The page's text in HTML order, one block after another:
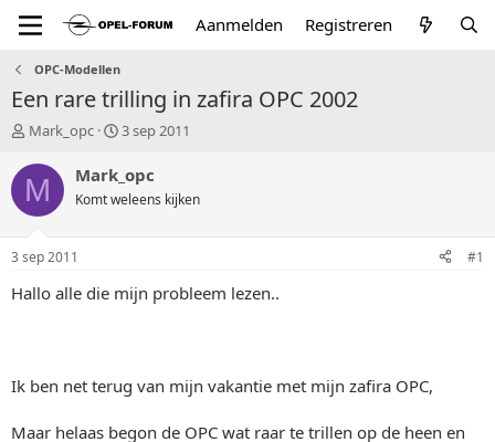
Aanmelden Registreren
OPC-Modellen
Een rare trilling in zafira OPC 2002
T
p
i
a
r
Mark_opc
S
a
r
t
u
m
3 sep 2011
M Mark_opc
Komt weleens kijken
3 sep 2011 #1
Hallo alle die mijn probleem lezen..
Ik ben net terug van mijn vakantie met mijn zafira OPC,
Maar helaas begon de OPC wat raar te trillen op de heen en